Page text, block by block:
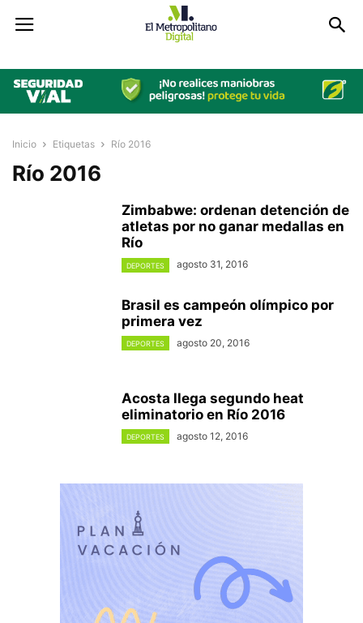
Inicio Etiquetas Río 2016
Río 2016
Zimbabwe: ordenan detención de
atletas por no ganar medallas en
Río
DEPORTES agosto 31, 2016
Brasil es campeón olímpico por
primera vez
DEPORTES agosto 20, 2016
Acosta llega segundo heat
eliminatorio en Río 2016
DEPORTES agosto 12, 2016